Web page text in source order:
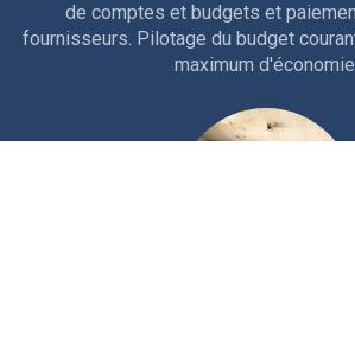
de comptes et budgets et
fournisseurs. Pilotage du budget
maximum